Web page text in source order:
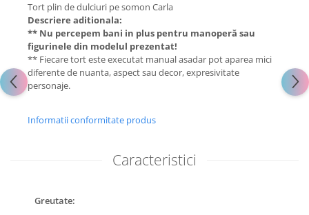
Tort plin de dulciuri pe somon Carla
Descriere aditionala:
** Nu percepem bani in plus pentru manoperă sau
figurinele din modelul prezentat!
** Fiecare tort este executat manual asadar pot aparea mici
diferente de nuanta, aspect sau decor, expresivitate
personaje.
Informatii conformitate produs
Caracteristici
Greutate: